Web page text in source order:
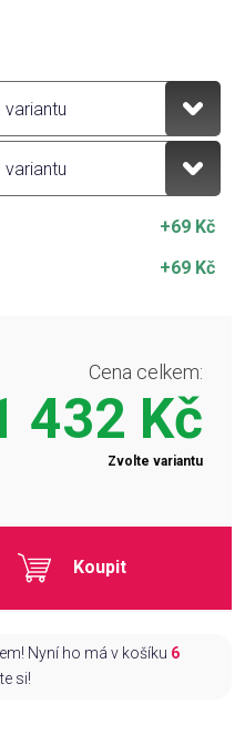
+69 Kč
+69 Kč
Cena celkem:
432 Kč
Zvolte variantu
Koupit
Nyní ho má v košíku 6
si!